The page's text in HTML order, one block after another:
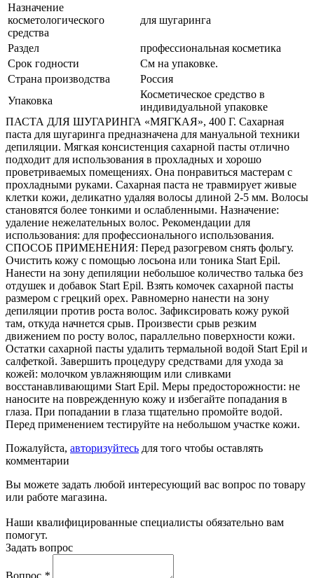
Назначение
косметологического
средства
для шугаринга
Раздел
профессиональная косметика
Срок годности
См на упаковке.
Страна производства
Россия
Упаковка
Косметическое средство в
индивидуальной упаковке
ПАСТА ДЛЯ ШУГАРИНГА «МЯГКАЯ», 400 Г. Сахарная
паста для шугаринга предназначена для мануальной техники
депиляции. Мягкая консистенция сахарной пасты отлично
подходит для использования в прохладных и хорошо
проветриваемых помещениях. Она понравиться мастерам с
прохладными руками. Сахарная паста не травмирует живые
клетки кожи, деликатно удаляя волосы длиной 2-5 мм. Волосы
становятся более тонкими и ослабленными. Назначение:
удаление нежелательных волос. Рекомендации для
использования: для профессионального использования.
СПОСОБ ПРИМЕНЕНИЯ: Перед разогревом снять фольгу.
Очистить кожу с помощью лосьона или тоника Start Epil.
Нанести на зону депиляции небольшое количество талька без
отдушек и добавок Start Epil. Взять комочек сахарной пасты
размером с грецкий орех. Равномерно нанести на зону
депиляции против роста волос. Зафиксировать кожу рукой
там, откуда начнется срыв. Произвести срыв резким
движением по росту волос, параллельно поверхности кожи.
Остатки сахарной пасты удалить термальной водой Start Epil и
салфеткой. Завершить процедуру средствами для ухода за
кожей: молочком увлажняющим или сливками
восстанавливающими Start Epil. Меры предосторожности: не
наносите на поврежденную кожу и избегайте попадания в
глаза. При попадании в глаза тщательно промойте водой.
Перед применением тестируйте на небольшом участке кожи.
Пожалуйста, авторизуйтесь для того чтобы оставлять
комментарии
Вы можете задать любой интересующий вас вопрос по товару
или работе магазина.
Наши квалифицированные специалисты обязательно вам
помогут.
Задать вопрос
Вопрос *